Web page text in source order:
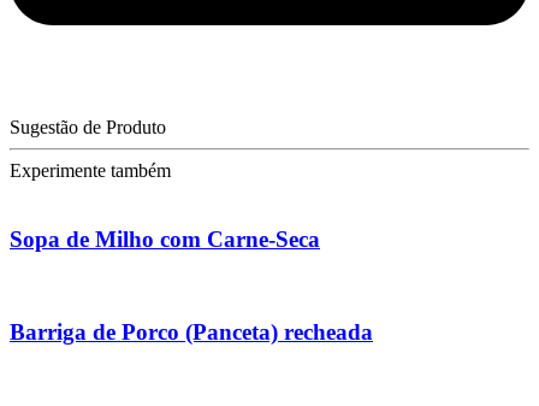
Sugestão de Produto
Experimente também
Sopa de Milho com Carne-Seca
Barriga de Porco (Panceta) recheada